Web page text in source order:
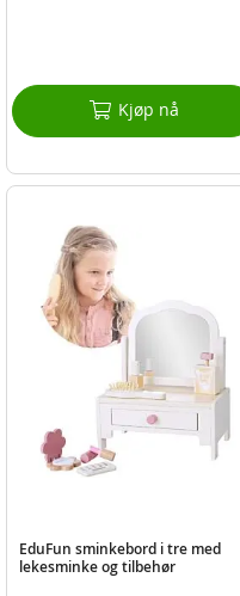
Kjøp nå
EduFun sminkebord i tre med
lekesminke og tilbehør